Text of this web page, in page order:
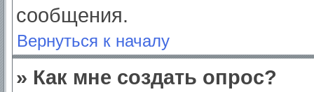
сообщения.
Вернуться к началу
» Как мне создать опрос?